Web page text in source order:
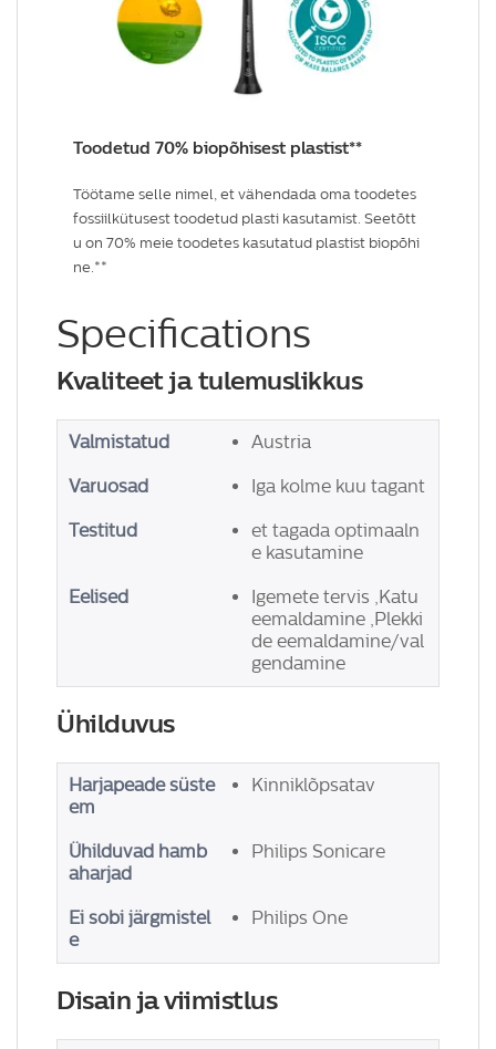
Toodetud 70% biopõhisest plastist**
Töötame selle nimel, et vähendada oma toodetes
fossiilkütusest toodetud plasti kasutamist. Seetõtt
u on 70% meie toodetes kasutatud plastist biopõhi
ne.**
Specifications
Kvaliteet ja tulemuslikkus
Valmistatud Austria
Varuosad Iga kolme kuu tagant
Testitud
et tagada optimaaln
e kasutamine
Eelised
Igemete tervis ,Katu
eemaldamine ,Plekki
de eemaldamine/val
gendamine
Ühilduvus
Harjapeade süste
em
Kinniklõpsatav
Ühilduvad hamb
aharjad
Philips Sonicare
Ei sobi järgmistel
e
Philips One
Disain ja viimistlus